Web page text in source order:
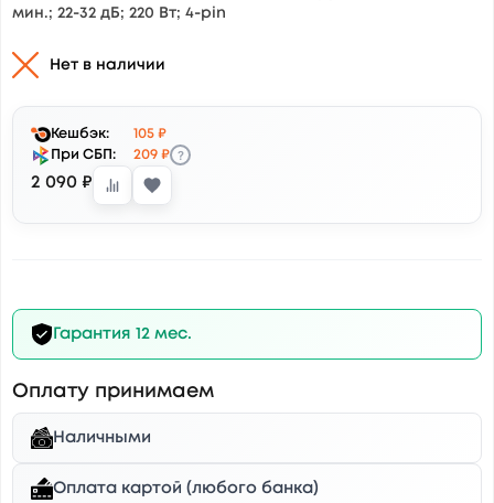
мин.; 22-32 дБ; 220 Вт; 4-pin
Нет в наличии
Кешбэк:
105 ₽
При СБП:
209 ₽ ?
2 090 ₽
Гарантия 12 мес.
Оплату принимаем
Наличными
Оплата картой (любого банка)